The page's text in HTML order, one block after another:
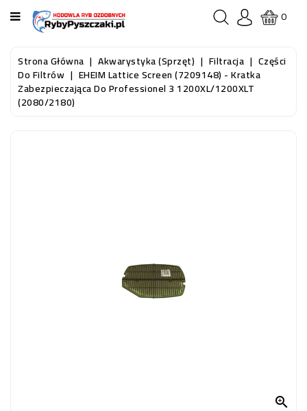
KATEGORIA
STRONA
GŁÓWNA
RYBY
0
Strona Główna Akwarystyka (sprzęt) Filtracja Części
Do Filtrów EHEIM Lattice Screen (7209148) - Kratka
Zabezpieczająca Do Professionel 3 1200XL/1200XLT
(2080/2180)
